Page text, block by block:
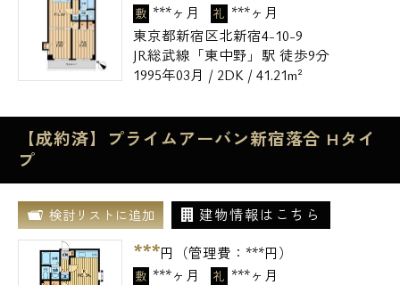
敷 ***ヶ月 礼 ***ヶ月
東京都新宿区北新宿4-10-9
JR総武線「東中野」駅 徒歩9分
1995年03月 / 2DK / 41.21m²
【成約済】プライムアーバン新宿落合 Hタイ
プ
検討リストに追加 建物情報はこちら
***円（管理費： ***円）
敷 ***ヶ月 礼 ***ヶ月